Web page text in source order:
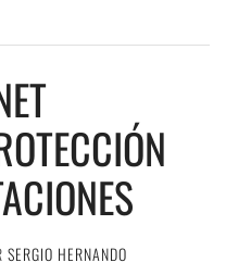
SERGIO HERNANDO